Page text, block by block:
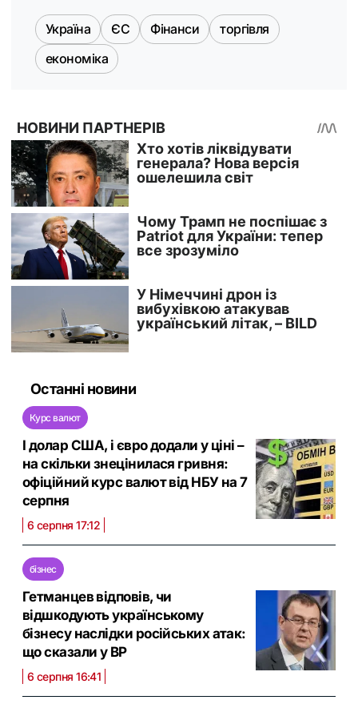
Україна ЄС Фінанси
торгівля
економіка
Останні новини
Курс валют
І долар США, і євро додали у ціні –
на скільки знецінилася гривня:
офіційний курс валют від НБУ на 7
серпня
6 серпня 17:12
бізнес
Гетманцев відповів, чи
відшкодують українському
бізнесу наслідки російських атак:
що сказали у ВР
6 серпня 16:41